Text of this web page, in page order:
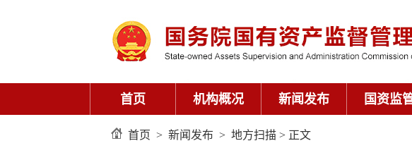
首页 机构概况 新闻发布 国资监
首页 > 新闻发布 > 地方扫描 > 正文